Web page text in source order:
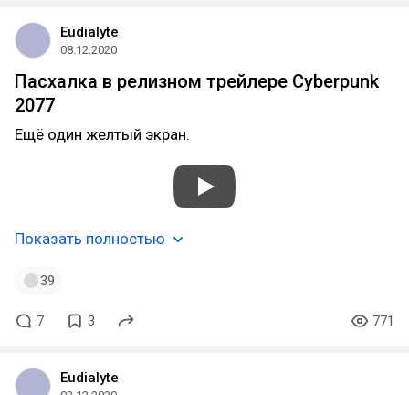
Eudialyte
08.12.2020
Пасхалка в релизном трейлере Cyberpunk
2077
Ещё один желтый экран.
Показать полностью
39
7 3 771
Eudialyte